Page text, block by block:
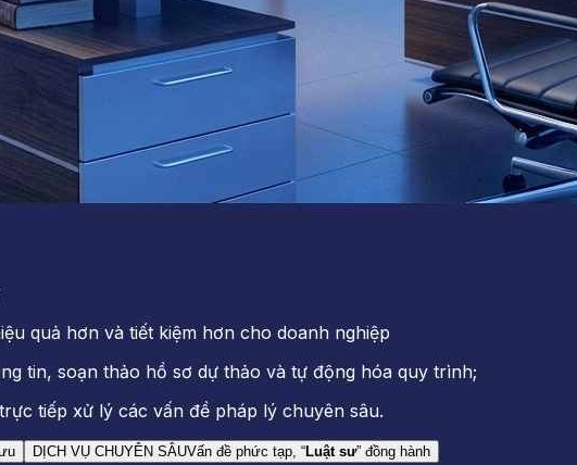
quả hơn và tiết kiệm hơn cho doanh nghiệp
tin, soạn thảo hồ sơ dự thảo và tự động hóa quy trình;
tiếp xử lý các vấn đề pháp lý chuyên sâu.
DỊCH VỤ CHUYÊN SÂUVấn đề phức tạp, “Luật sư” đồng hành